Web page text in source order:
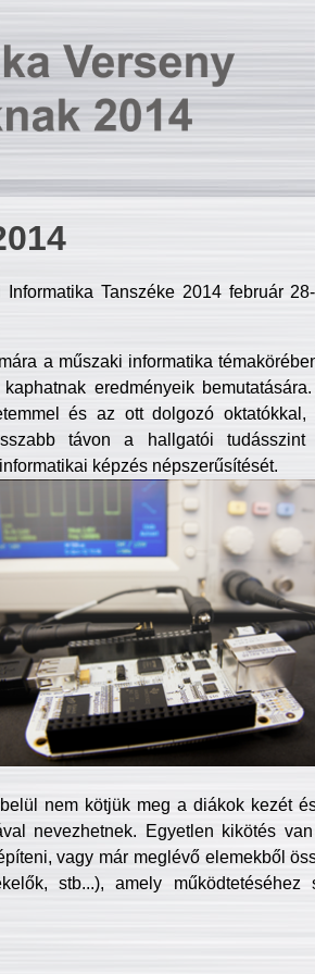
Tanszéke 2014 február
a műszaki informatika
eredményeik
és az ott dolgozó
távon a hallgatói
képzés népszerűsítését.
nem kötjük meg a diákok kezét
nevezhetnek. Egyetlen kikötés
vagy már meglévő elemekből
stb...), amely